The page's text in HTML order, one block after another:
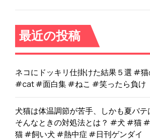
最近の投稿
ネコにドッキリ仕掛けた結果５選 #
#cat #面白集 #ねこ #笑ったら負け
犬猫は体温調節が苦手、しかも夏バ
そんなときの対処法とは？ #犬 #猫
猫 #飼い犬 #熱中症 #日刊ゲンダイ